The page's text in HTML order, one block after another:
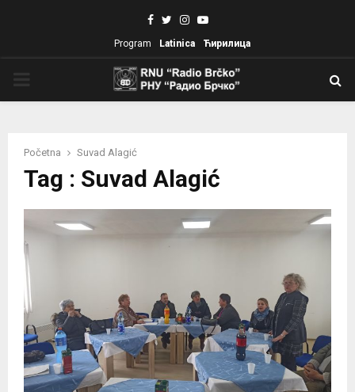
Facebook
TwitterInstagram
Youtube
Program Latinica Ћирилица
Početna Suvad Alagić
Tag : Suvad Alagić